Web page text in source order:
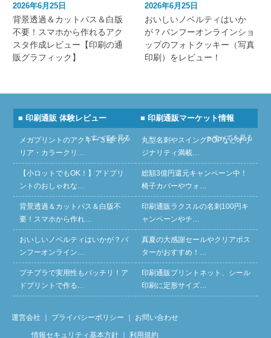
2026年6月25日
背景透過＆カットパス＆白版
不要！スマホから作れるアク
スタ作成レビュー【印刷の通
販グラフィック】
2026年6月25日
おいしいノベルティはいか
が？バンフーオンラインショ
ップのフォトクッキー（写真
印刷）をレビュー！
■ 印刷通販 体験レビュー
» すべてを見る
メガプリントのアクキー３種（ク
リア・カラークリ…
【小ロットでもOK！】アドプリ
ントのおしゃれな…
背景透過＆カットパス＆白版不
要！スマホから作れ…
おいしいノベルティはいかが？バ
ンフーオンライン…
プチプラで実用性もバッチリ！ア
ドプリントで作る…
■ 印刷通販マーケット情報
» すべてを見る
丸型名刺やスイングPOPなどオリ
ジナリティ満載…
総額3億円還元キャンペーン中！
椅子カバーやウォ…
印刷通販ラクスルの名刺100円キ
ャンペーンやチ…
真夏の大感謝セールやクリアポス
ターがおすすめ！…
印刷通販プリントネット、シール
印刷に定形サイズ…
運営会社 プライバシーポリシー お問い合わせ
情報セキュリティ基本方針｜ 利用規約